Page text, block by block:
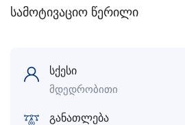
სამოტივაციო წერილი
სქესი
მდედრობითი
განათლება